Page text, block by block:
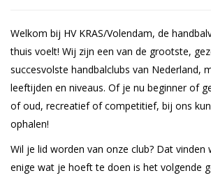
Welkom bij HV KRAS/Volendam, de
thuis voelt! Wij zijn een van de grootste,
succesvolste handbalclubs van Nederland,
leeftijden en niveaus. Of je nu beginner of
of oud, recreatief of competitief, bij ons
ophalen!
Wil je lid worden van onze club? Dat vinden
enige wat je hoeft te doen is het volgende